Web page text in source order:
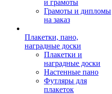
и грамоты
Грамоты и дипломы
на заказ
Плакетки, пано,
наградные доски
Плакетки и
наградные доски
Настенные пано
Футляры для
плакеток